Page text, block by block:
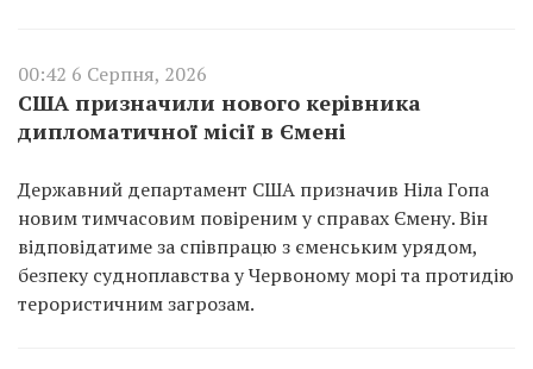
00:42 6 Серпня, 2026
США призначили нового керівника
дипломатичної місії в Ємені
Державний департамент США призначив Ніла Гопа
новим тимчасовим повіреним у справах Ємену. Він
відповідатиме за співпрацю з єменським урядом,
безпеку судноплавства у Червоному морі та протидію
терористичним загрозам.